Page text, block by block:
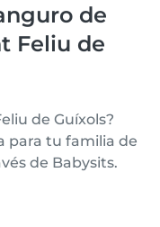
de
Feliu de
de Guíxols?
para tu familia de
de Babysits.